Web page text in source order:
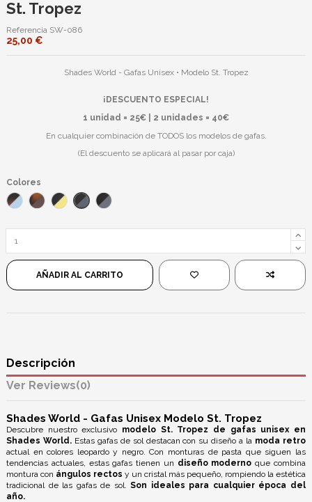
St. Tropez
Referencia SW-086
25,00 €
Shades World - Gafas Unisex • Modelo St. Tropez
¡DESCUENTO ESPECIAL!
1 unidad = 25€ | 2 unidades = 40€
En cualquier combinación de TODOS los modelos de gafas.
(El descuento se aplicará al pasar por caja)
Colores
Havana/Azul
Havana/Marrón
Negro/Amarillo
Negro/AzulNegro/Negro
AÑADIR AL CARRITO
Descripción
Reviews(0)
Shades World - Gafas Unisex Modelo St. Tropez
Descubre nuestro exclusivo modelo St. Tropez de gafas unisex en
Shades World.Estas gafas de sol destacan con su diseño a la moda retro
actual en colores leopardo y negro. Con monturas de pasta que siguen las
tendencias actuales, estas gafas tienen un diseño moderno que combina
montura con ángulos rectos y un cristal más pequeño, rompiendo la estética
tradicional de las gafas de sol.Son ideales para cualquier época del
año.